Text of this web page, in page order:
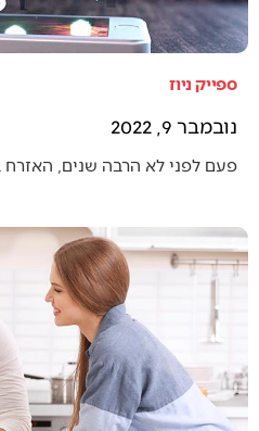
ספייק ניוז
נובמבר 9, 2022
פעם לפני לא הרבה שנים,